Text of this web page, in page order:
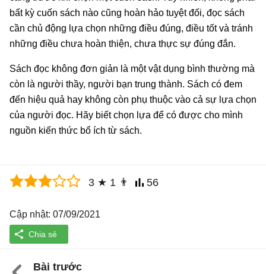
bất kỳ cuốn sách nào cũng hoàn hảo tuyệt đối, đọc sách
cần chủ động lựa chọn những điều đúng, điều tốt và tránh
những điều chưa hoàn thiện, chưa thực sự đúng đắn.
Sách đọc không đơn giản là một vật dụng bình thường mà
còn là người thầy, người bạn trung thành. Sách có đem
đến hiệu quả hay không còn phụ thuộc vào cả sự lựa chọn
của người đọc. Hãy biết chọn lựa để có được cho mình
nguồn kiến thức bổ ích từ sách.
3 ★ 1 👨 56
Cập nhật: 07/09/2021
Bài trước